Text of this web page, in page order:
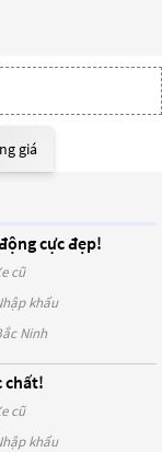
giá
cực đẹp!
cũ
khẩu
Ninh
chất!
cũ
khẩu